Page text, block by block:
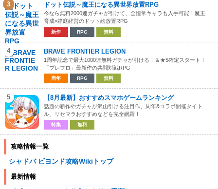
3 ドット伝説～魔王になる異世界放置RPG
今なら無料2000連ガチャが引けて、全恒常キャラも入手可能！魔王
育成×箱庭経営のドット絵放置RPG
新作 RPG 無料
4 BRAVE FRONTIER LEGION
1周年記念で最大1000連無料ガチャが引ける！＆★5確定スタート！
「ブレフロ」最新作の共闘対戦RPG
周年 RPG 無料
5 【8月最新】おすすめスマホゲームランキング
話題の新作やガチャが沢山引ける注目作、周年&コラボ開催タイト
ル、リセマラおすすめなどを完全網羅！
特集 無料
攻略情報一覧
シャドバ ビヨンド攻略Wikiトップ
最新情報